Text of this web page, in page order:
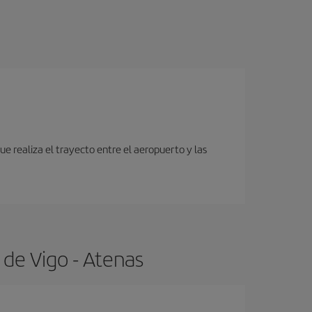
realiza el trayecto entre el aeropuerto y las
Vigo - Atenas